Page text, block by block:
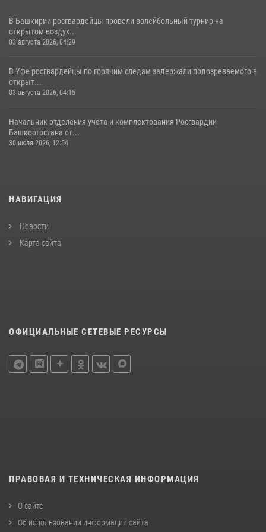
В Башкирии росгвардейцы провели волейбольный турнир на
открытом воздух...
03 августа 2026, 04:29
В Уфе росгвардейцы по горячим следам задержали подозреваемого в
открыт...
03 августа 2026, 04:15
Начальник отделения учёта и комплектования Росгвардии
Башкортостана от...
30 июля 2026, 12:54
НАВИГАЦИЯ
Новости
Карта сайта
ОФИЦИАЛЬНЫЕ СЕТЕВЫЕ РЕСУРСЫ
ПРАВОВАЯ И ТЕХНИЧЕСКАЯ ИНФОРМАЦИЯ
О сайте
Об использовании информации сайта